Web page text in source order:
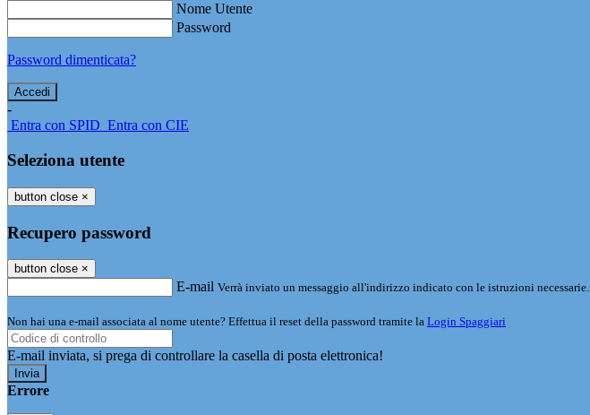
Nome Utente
Password
Password dimenticata?
-
Entra con SPID Entra con CIE
Seleziona utente
button close ×
Recupero password
button close ×
E-mail Verrà inviato un messaggio all'indirizzo indicato con le istruzioni necessarie.
Non hai una e-mail associata al nome utente? Effettua il reset della password tramite la Login Spaggiari
E-mail inviata, si prega di controllare la casella di posta elettronica!
Errore